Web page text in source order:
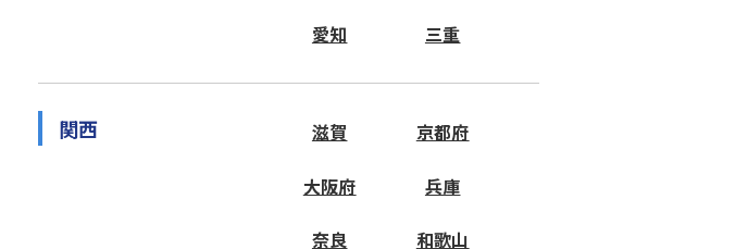
愛知 三重
関西 滋賀 京都府
大阪府 兵庫
奈良 和歌山